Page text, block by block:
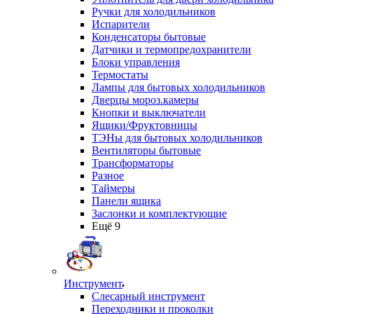
Ручки для холодильников
Испарители
Конденсаторы бытовые
Датчики и термопредохранители
Блоки управления
Термостаты
Лампы для бытовых холодильников
Дверцы мороз.камеры
Кнопки и выключатели
Ящики/Фруктовницы
ТЭНы для бытовых холодильников
Вентиляторы бытовые
Трансформаторы
Разное
Таймеры
Панели ящика
Заслонки и комплектующие
Ещё 9
Инструмент
Слесарный инструмент
Переходники и проколки